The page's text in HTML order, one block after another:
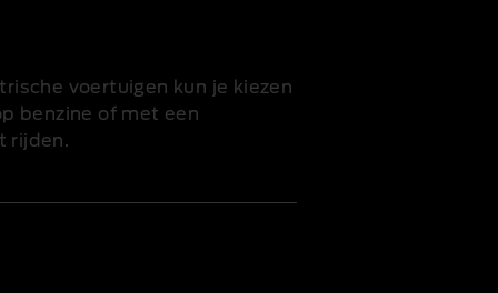
voertuigen kun je kiezen
benzine of met een
rijden.